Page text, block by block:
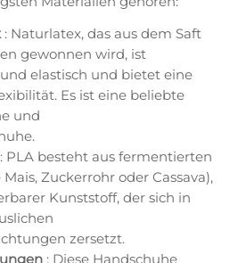
: Naturlatex, das aus dem Saft
gewonnen wird, ist
elastisch und bietet eine
Es ist eine beliebte
und
: PLA besteht aus fermentierten
Zuckerrohr oder Cassava),
Kunststoff, der sich in
zersetzt.
: Diese Handschuhe